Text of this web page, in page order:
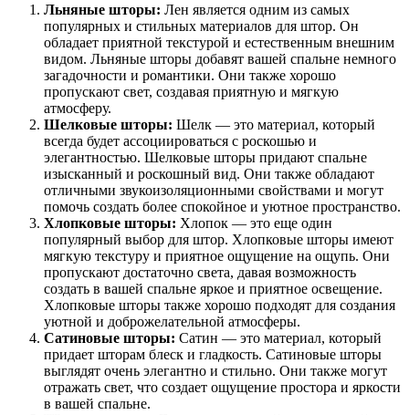
Льняные шторы: Лен является одним из самых
популярных и стильных материалов для штор. Он
обладает приятной текстурой и естественным внешним
видом. Льняные шторы добавят вашей спальне немного
загадочности и романтики. Они также хорошо
пропускают свет, создавая приятную и мягкую
атмосферу.
Шелковые шторы: Шелк — это материал, который
всегда будет ассоциироваться с роскошью и
элегантностью. Шелковые шторы придают спальне
изысканный и роскошный вид. Они также обладают
отличными звукоизоляционными свойствами и могут
помочь создать более спокойное и уютное пространство.
Хлопковые шторы: Хлопок — это еще один
популярный выбор для штор. Хлопковые шторы имеют
мягкую текстуру и приятное ощущение на ощупь. Они
пропускают достаточно света, давая возможность
создать в вашей спальне яркое и приятное освещение.
Хлопковые шторы также хорошо подходят для создания
уютной и доброжелательной атмосферы.
Сатиновые шторы: Сатин — это материал, который
придает шторам блеск и гладкость. Сатиновые шторы
выглядят очень элегантно и стильно. Они также могут
отражать свет, что создает ощущение простора и яркости
в вашей спальне.